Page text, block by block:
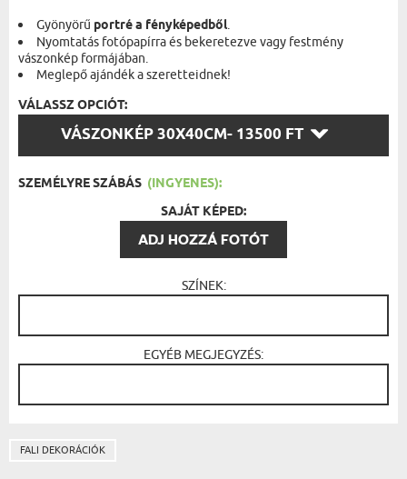
Gyönyörű portré a fényképedből.
Nyomtatás fotópapírra és bekeretezve vagy festmény
vászonkép formájában.
Meglepő ajándék a szeretteidnek!
VÁLASSZ OPCIÓT:
VÁSZONKÉP 30X40CM- 13500 FT
VÁLASSZ
OPCIÓT:
SZEMÉLYRE SZÁBÁS (INGYENES):
SAJÁT KÉPED:
ADJ HOZZÁ FOTÓT
SZÍNEK:
EGYÉB MEGJEGYZÉS:
FALI DEKORÁCIÓK